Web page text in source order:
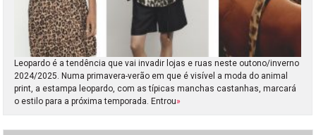
Leopardo é a tendência que vai invadir lojas e ruas neste outono/inverno
2024/2025. Numa primavera-verão em que é visível a moda do animal
print, a estampa leopardo, com as típicas manchas castanhas, marcará
o estilo para a próxima temporada. Entrou»